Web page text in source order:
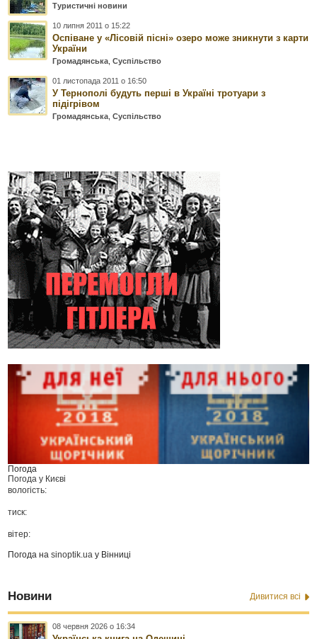
Туристичні новини
10 липня 2011 о 15:22
Оспіване у «Лісовій пісні» озеро може зникнути з карти
України
Громадянська ,Суспільство
01 листопада 2011 о 16:50
У Тернополі будуть перші в Україні тротуари з
підігрівом
Громадянська ,Суспільство
Погода
Погода у Києві
вологість:
тиск:
вітер:
Погода наsinoptik.ua у Вінниці
Новини Дивитися всі
08 червня 2026 о 16:34